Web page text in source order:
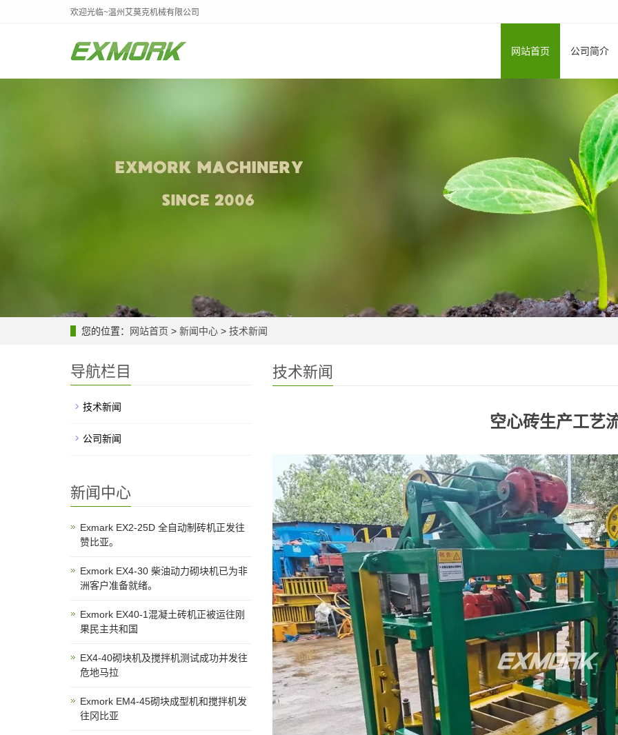
欢迎光临~温州艾莫克机械有限公司
网站首页 公司简介
您的位置： 网站首页 > 新闻中心 > 技术新闻
技术新闻
空心砖生产工艺
导航栏目
技术新闻
公司新闻
新闻中心
Exmark EX2-25D 全自动制砖机正发往
赞比亚。
Exmork EX4-30 柴油动力砌块机已为非
洲客户准备就绪。
Exmork EX40-1混凝土砖机正被运往刚
果民主共和国
EX4-40砌块机及搅拌机测试成功并发往
危地马拉
Exmork EM4-45砌块成型机和搅拌机发
往冈比亚